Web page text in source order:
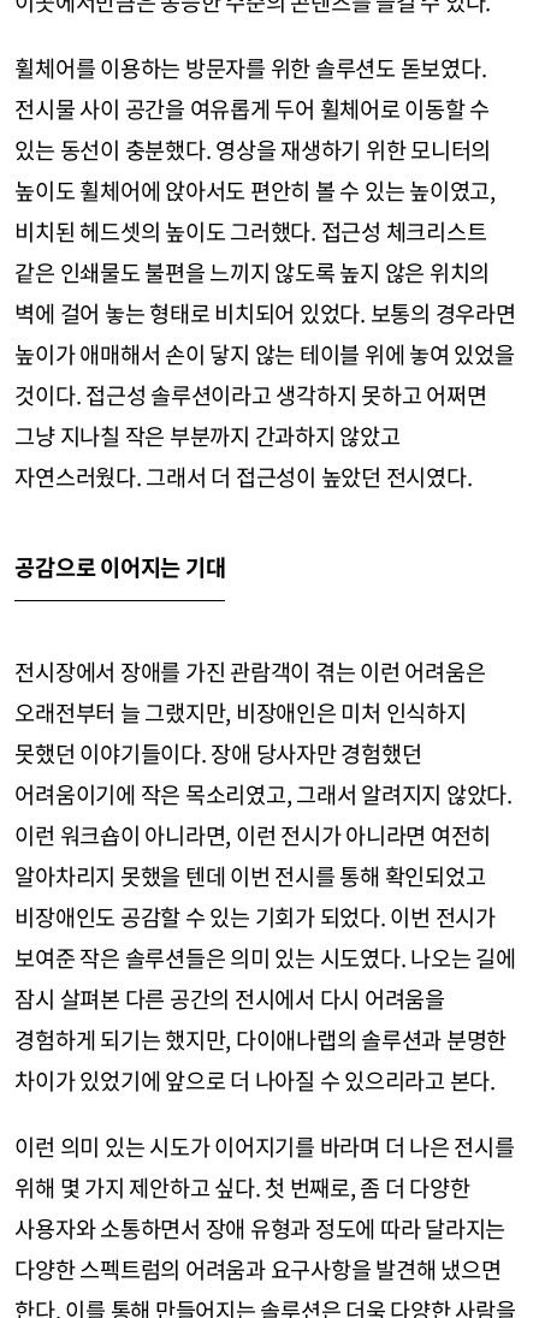
휠체어를 이용하는 방문자를 위한 솔루션도 돋보였다.
전시물 사이 공간을 여유롭게 두어 휠체어로 이동할 수
있는 동선이 충분했다. 영상을 재생하기 위한 모니터의
높이도 휠체어에 앉아서도 편안히 볼 수 있는 높이였고,
비치된 헤드셋의 높이도 그러했다. 접근성 체크리스트
같은 인쇄물도 불편을 느끼지 않도록 높지 않은 위치의
벽에 걸어 놓는 형태로 비치되어 있었다. 보통의 경우라면
높이가 애매해서 손이 닿지 않는 테이블 위에 놓여 있었을
것이다. 접근성 솔루션이라고 생각하지 못하고 어쩌면
그냥 지나칠 작은 부분까지 간과하지 않았고
자연스러웠다. 그래서 더 접근성이 높았던 전시였다.
공감으로 이어지는 기대
전시장에서 장애를 가진 관람객이 겪는 이런 어려움은
오래전부터 늘 그랬지만, 비장애인은 미처 인식하지
못했던 이야기들이다. 장애 당사자만 경험했던
어려움이기에 작은 목소리였고, 그래서 알려지지 않았다.
이런 워크숍이 아니라면, 이런 전시가 아니라면 여전히
알아차리지 못했을 텐데 이번 전시를 통해 확인되었고
비장애인도 공감할 수 있는 기회가 되었다. 이번 전시가
보여준 작은 솔루션들은 의미 있는 시도였다. 나오는 길에
잠시 살펴본 다른 공간의 전시에서 다시 어려움을
경험하게 되기는 했지만, 다이애나랩의 솔루션과 분명한
차이가 있었기에 앞으로 더 나아질 수 있으리라고 본다.
이런 의미 있는 시도가 이어지기를 바라며 더 나은 전시를
위해 몇 가지 제안하고 싶다. 첫 번째로, 좀 더 다양한
사용자와 소통하면서 장애 유형과 정도에 따라 달라지는
다양한 스펙트럼의 어려움과 요구사항을 발견해 냈으면
한다. 이를 통해 만들어지는 솔루션은 더욱 다양한 사람을